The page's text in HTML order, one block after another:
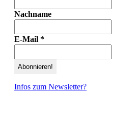
Nachname
E-Mail *
Infos zum Newsletter?